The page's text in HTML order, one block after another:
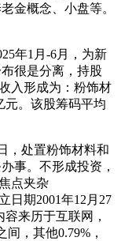
金概念、小盘等。
年1月-6月，为新
很是分离，持股
入形成为：粉饰材
元。该股筹码平均
处置粉饰材料和
事。不形成投资，
点夹杂
日期2001年12月27
来历于互联网，
，其他0.79%，